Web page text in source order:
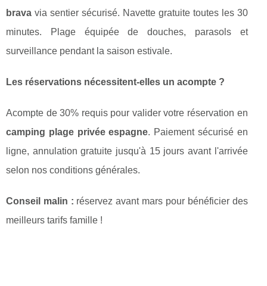
brava via sentier sécurisé. Navette gratuite toutes les 30
minutes. Plage équipée de douches, parasols et
surveillance pendant la saison estivale.
Les réservations nécessitent-elles un acompte ?
Acompte de 30% requis pour valider votre réservation en
camping plage privée espagne. Paiement sécurisé en
ligne, annulation gratuite jusqu'à 15 jours avant l'arrivée
selon nos conditions générales.
Conseil malin : réservez avant mars pour bénéficier des
meilleurs tarifs famille !